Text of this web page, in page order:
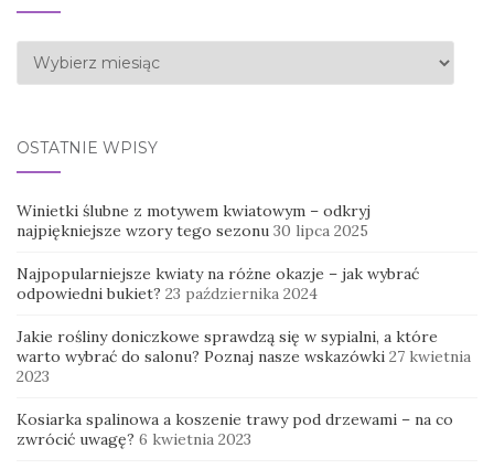
Archiwa
OSTATNIE WPISY
Winietki ślubne z motywem kwiatowym – odkryj
najpiękniejsze wzory tego sezonu 30 lipca 2025
Najpopularniejsze kwiaty na różne okazje – jak wybrać
odpowiedni bukiet? 23 października 2024
Jakie rośliny doniczkowe sprawdzą się w sypialni, a które
warto wybrać do salonu? Poznaj nasze wskazówki 27 kwietnia
2023
Kosiarka spalinowa a koszenie trawy pod drzewami – na co
zwrócić uwagę? 6 kwietnia 2023